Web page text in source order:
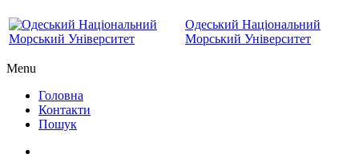
Одеський Національний
Морський Університет
Menu
Головна
Контакти
Пошук